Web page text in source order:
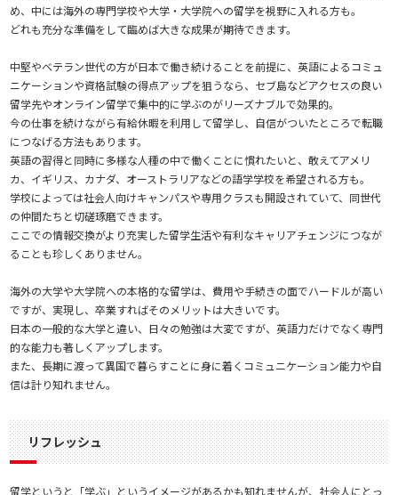
め、中には海外の専門学校や大学・大学院への留学を視野に入れる方も。
どれも充分な準備をして臨めば大きな成果が期待できます。
中堅やベテラン世代の方が日本で働き続けることを前提に、英語によるコミュ
ニケーションや資格試験の得点アップを狙うなら、セブ島などアクセスの良い
留学先やオンライン留学で集中的に学ぶのがリーズナブルで効果的。
今の仕事を続けながら有給休暇を利用して留学し、自信がついたところで転職
につなげる方法もあります。
英語の習得と同時に多様な人種の中で働くことに慣れたいと、敢えてアメリ
カ、イギリス、カナダ、オーストラリアなどの語学学校を希望される方も。
学校によっては社会人向けキャンパスや専用クラスも開設されていて、同世代
の仲間たちと切磋琢磨できます。
ここでの情報交換がより充実した留学生活や有利なキャリアチェンジにつなが
ることも珍しくありません。
海外の大学や大学院への本格的な留学は、費用や手続きの面でハードルが高い
ですが、実現し、卒業すればそのメリットは大きいです。
日本の一般的な大学と違い、日々の勉強は大変ですが、英語力だけでなく専門
的な能力も著しくアップします。
また、長期に渡って異国で暮らすことに身に着くコミュニケーション能力や自
信は計り知れません。
リフレッシュ
留学というと「学ぶ」というイメージがあるかも知れませんが、社会人にとっ